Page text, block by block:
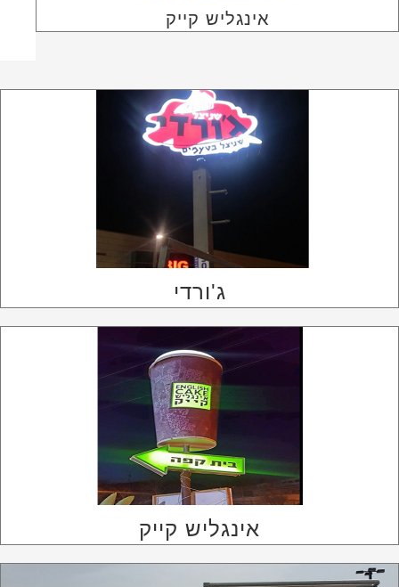
אינגליש קייק
ג'ורדי
אינגליש קייק